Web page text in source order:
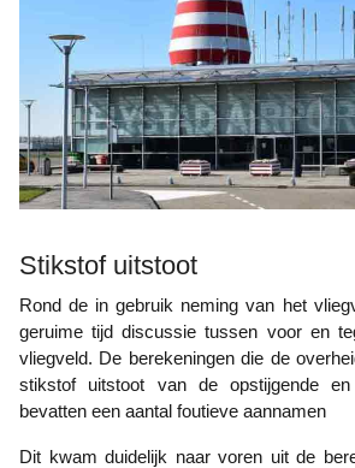
Stikstof uitstoot
Rond de in gebruik neming van het vliegveld Lelystad is er al
geruime tijd discussie tussen voor en
vliegveld. De berekeningen die de
stikstof uitstoot van de opstijgende en
bevatten een aantal foutieve aannamen
Dit kwam duidelijk naar voren uit de berekeningen die ir.Leon